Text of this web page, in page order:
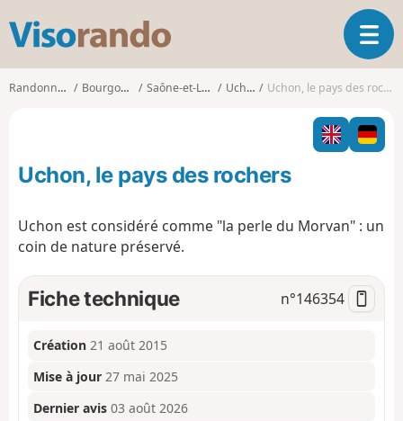
s
o
o
O
u
i
r
l
v
a
t
Randonnées Bourgogne Saône-et-Loire Uchon Uchon, le pays des rochers
Uchon, le pays des rochers
Uchon est considéré comme "la perle du Morvan" : un
coin de nature préservé.
Fiche technique n°146354
Création 21 août 2015
Mise à jour 27 mai 2025
Dernier avis 03 août 2026